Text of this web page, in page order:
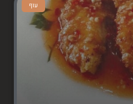
עוף